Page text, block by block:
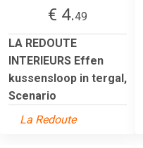
€ 4.49
LA REDOUTE
INTERIEURS Effen
kussensloop in tergal,
Scenario
La Redoute